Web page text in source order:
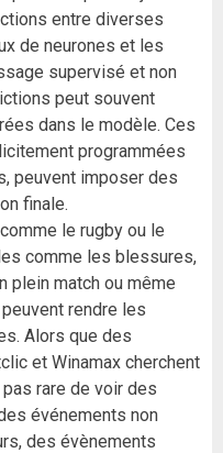
entre diverses
de neurones et les
supervisé et non
peut souvent
dans le modèle. Ces
programmées
peuvent imposer des
finale.
le rugby ou le
comme les blessures,
plein match ou même
rendre les
Alors que des
et Winamax cherchent
pas rare de voir des
événements non
des évènements